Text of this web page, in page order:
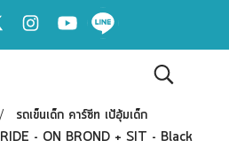
รถเข็นเด็ก คาร์ซีท เป้อุ้มเด็ก
RIDE - ON BROND + SIT - Black